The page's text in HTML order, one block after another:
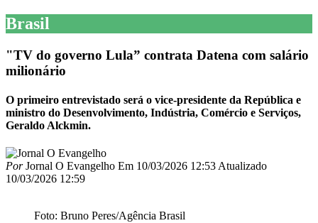
Brasil
"TV do governo Lula” contrata Datena com salário
milionário
O primeiro entrevistado será o vice-presidente da República e
ministro do Desenvolvimento, Indústria, Comércio e Serviços,
Geraldo Alckmin.
PorJornal O Evangelho Em 10/03/2026 12:53 Atualizado
10/03/2026 12:59
Foto: Bruno Peres/Agência Brasil